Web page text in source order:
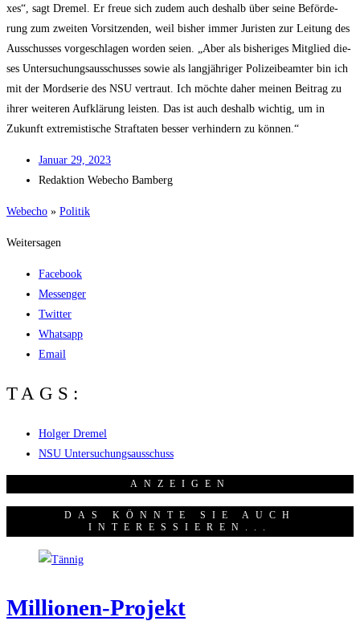
xes“, sagt Dre­mel. Er freue sich zudem auch des­halb über sei­ne Beför­de­
rung zum zwei­ten Vor­sit­zen­den, weil bis­her immer Juris­ten zur Lei­tung des
Aus­schus­ses vor­ge­schla­gen wor­den sei­en. „Aber als bis­he­ri­ges Mit­glied die­
ses Unter­su­chungs­aus­schus­ses sowie als lang­jäh­ri­ger Poli­zei­be­am­ter bin ich
mit der Mord­se­rie des NSU ver­traut. Ich möch­te daher mei­nen Bei­trag zu
ihrer wei­te­ren Auf­klä­rung leis­ten. Das ist auch des­halb wich­tig, um in
Zukunft extre­mis­ti­sche Straf­ta­ten bes­ser ver­hin­dern zu können.“
Janu­ar 29, 2023
Redak­ti­on Web­echo Bamberg
Web­echo » Poli­tik
Weitersagen
Facebook
Messenger
Twitter
Whatsapp
Email
TAGS:
Holger Dremel
NSU Untersuchungsausschuss
ANZEI­GEN
DAS KÖNNTE SIE AUCH
INTERESSIEREN...
Mil­lio­nen-Pro­jekt